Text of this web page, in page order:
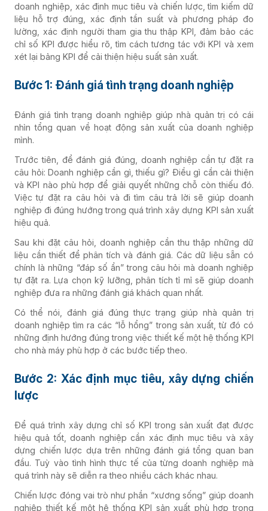
doanh nghiệp, xác định mục tiêu và chiến lược, tìm kiếm dữ
liệu hỗ trợ đúng, xác định tần suất và phương pháp đo
lường, xác định người tham gia thu thập KPI, đảm bảo các
chỉ số KPI được hiểu rõ, tìm cách tương tác với KPI và xem
xét lại bảng KPI để cải thiện hiệu suất sản xuất.
Bước 1: Đánh giá tình trạng doanh nghiệp
Đánh giá tình trạng doanh nghiệp giúp nhà quản trị có cái
nhìn tổng quan về hoạt động sản xuất của doanh nghiệp
mình.
Trước tiên, để đánh giá đúng, doanh nghiệp cần tự đặt ra
câu hỏi: Doanh nghiệp cần gì, thiếu gì? Điều gì cần cải thiện
và KPI nào phù hợp để giải quyết những chỗ còn thiếu đó.
Việc tự đặt ra câu hỏi và đi tìm câu trả lời sẽ giúp doanh
nghiệp đi đúng hướng trong quá trình xây dựng KPI sản xuất
hiệu quả.
Sau khi đặt câu hỏi, doanh nghiệp cần thu thập những dữ
liệu cần thiết để phân tích và đánh giá. Các dữ liệu sẵn có
chính là những “đáp số ẩn” trong câu hỏi mà doanh nghiệp
tự đặt ra. Lựa chọn kỹ lưỡng, phân tích tỉ mỉ sẽ giúp doanh
nghiệp đưa ra những đánh giá khách quan nhất.
Có thể nói, đánh giá đúng thực trạng giúp nhà quản trị
doanh nghiệp tìm ra các “lỗ hổng” trong sản xuất, từ đó có
những định hướng đúng trong việc thiết kế một hệ thống KPI
cho nhà máy phù hợp ở các bước tiếp theo.
Bước 2: Xác định mục tiêu, xây dựng chiến
lược
Để quá trình xây dựng chỉ số KPI trong sản xuất đạt được
hiệu quả tốt, doanh nghiệp cần xác định mục tiêu và xây
dựng chiến lược dựa trên những đánh giá tổng quan ban
đầu. Tuỳ vào tình hình thực tế của từng doanh nghiệp mà
quá trình này sẽ diễn ra theo nhiều cách khác nhau.
Chiến lược đóng vai trò như phần “xương sống” giúp doanh
nghiệp thiết kế một hệ thống KPI sản xuất phù hợp trong